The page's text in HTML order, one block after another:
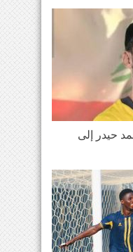
حيدر إلى